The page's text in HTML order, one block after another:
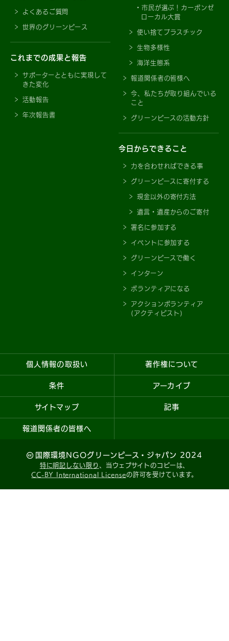
よくあるご質問
世界のグリーンピース
これまでの成果と報告
サポーターとともに実現して
きた変化
活動報告
年次報告書
市民が選ぶ！カーボンゼ
ローカル大賞
使い捨てプラスチック
生物多様性
海洋生態系
報道関係者の皆様へ
今、私たちが取り組んでいる
こと
グリーンピースの活動方針
今日からできること
力を合わせればできる事
グリーンピースに寄付する
現金以外の寄付方法
遺言・遺産からのご寄付
署名に参加する
イベントに参加する
グリーンピースで働く
インターン
ボランティアになる
アクションボランティア
(アクティビスト)
個人情報の取扱い 著作権について
条件 アーカイブ
サイトマップ 記事
報道関係者の皆様へ
国際環境NGOグリーンピース・ジャパン 2024
特に明記しない限り 、当ウェブサイトのコピーは、
CC-BY International Licenseの許可を受けています。